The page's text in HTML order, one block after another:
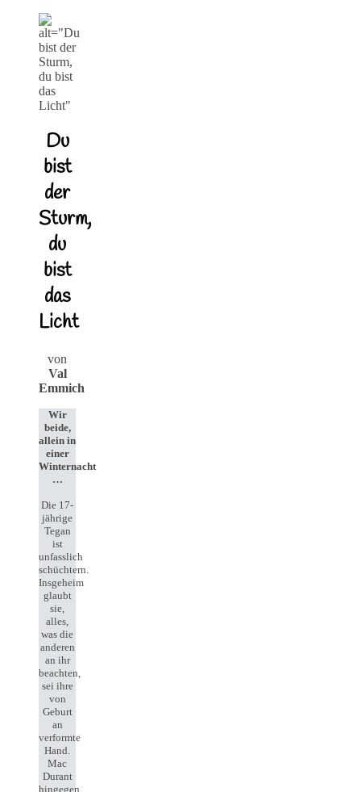
Du
bist
der
Sturm,
du
bist
das
Licht
von
Val
Emmich
Wir
beide,
allein in
einer
Winternacht
…
Die 17-
jährige
Tegan
ist
unfasslich
schüchtern.
Insgeheim
glaubt
sie,
alles,
was die
anderen
an ihr
beachten,
sei ihre
von
Geburt
an
verformte
Hand.
Mac
Durant
hingegen